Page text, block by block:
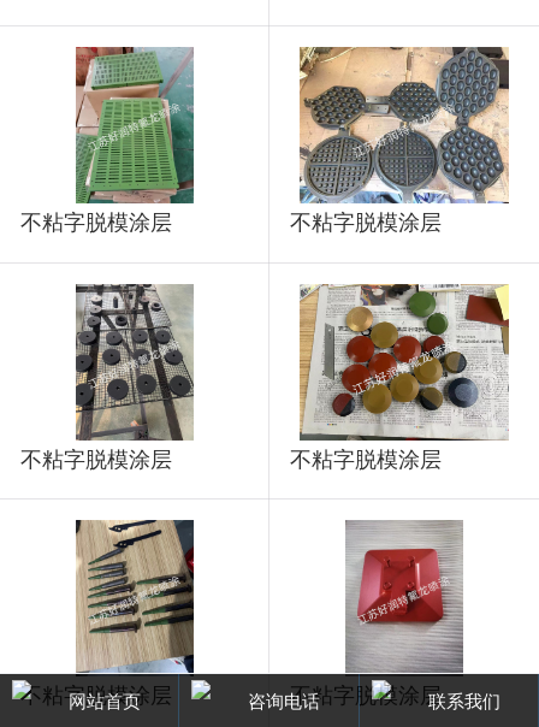
不粘字脱模涂层 不粘字脱模涂层
不粘字脱模涂层 不粘字脱模涂层
不粘字脱模涂层 不粘字脱模涂层
网站首页 咨询电话 联系我们